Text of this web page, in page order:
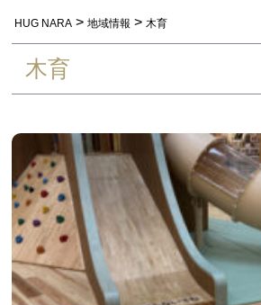
HUG NARA > 地域情報 > 木育
木育